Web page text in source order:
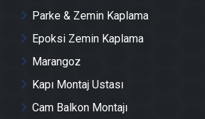
Osmangazi Duvar Çıtası Ustası
Osmangazi Havuz Yapımı
Osmangazi Cam Montajı
Parke & Zemin Kaplama
Epoksi Zemin Kaplama
Marangoz
Kapı Montaj Ustası
Cam Balkon Montajı